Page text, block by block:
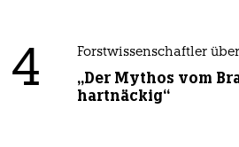
4 Forstwissenschaftler
„Der Mythos vom
hartnäckig“